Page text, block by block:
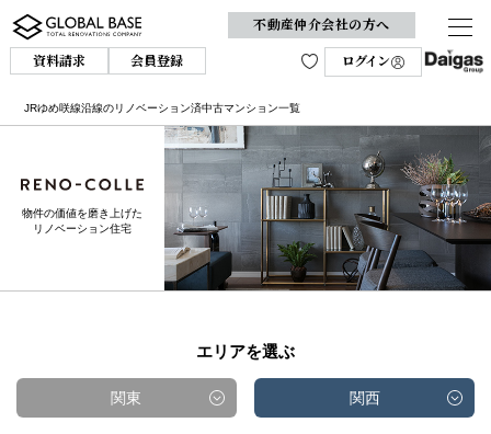
不動産仲介会社の方へ
資料請求
会員登録 ログイン
JRゆめ咲線沿線のリノベーション済中古マンション一覧
物件の価値を磨き上げた
リノベーション住宅
エリアを選ぶ
関東 関西